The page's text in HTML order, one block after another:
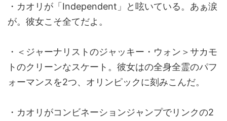
・カオリが「Independent」と呟いている。あぁ涙
が。彼女こそ全てだよ。
・＜ジャーナリストのジャッキー・ウォン＞サカモ
トのクリーンなスケート。彼女はの全身全霊のパフ
ォーマンスを2つ、オリンピックに刻みこんだ。
・カオリがコンビネーションジャンプでリンクの2